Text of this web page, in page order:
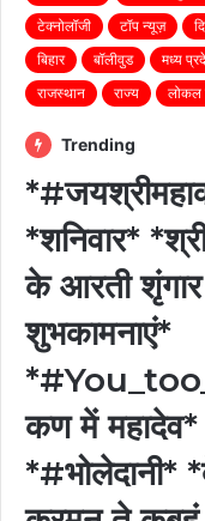
टेक्नोलॉजी
टॉप न्यूज़
बिहार
बॉलीवुड मध्य
राजस्थान
राज्य लोकल
Trending
*शनिवार*
के आरती शृंगार
शुभकामनाएं*
कण में महादेव*
*#भोलेदानी*